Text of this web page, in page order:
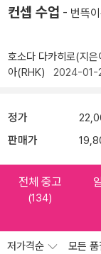
컨셉 수업 - 번뜩
호소다 다카히로(지은
아(RHK) 2024-01-
정가
판매가
전체 중고
(134)
저가격순 모든